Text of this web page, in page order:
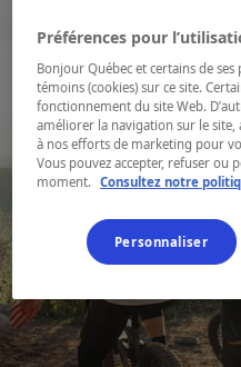
Préférences pour
Bonjour Québec et certains de
témoins (cookies) sur ce site.
fonctionnement du site Web.
améliorer la navigation sur le
à nos efforts de marketing pour
Vous pouvez accepter, refuser ou
moment. Consultez notre
Personnaliser